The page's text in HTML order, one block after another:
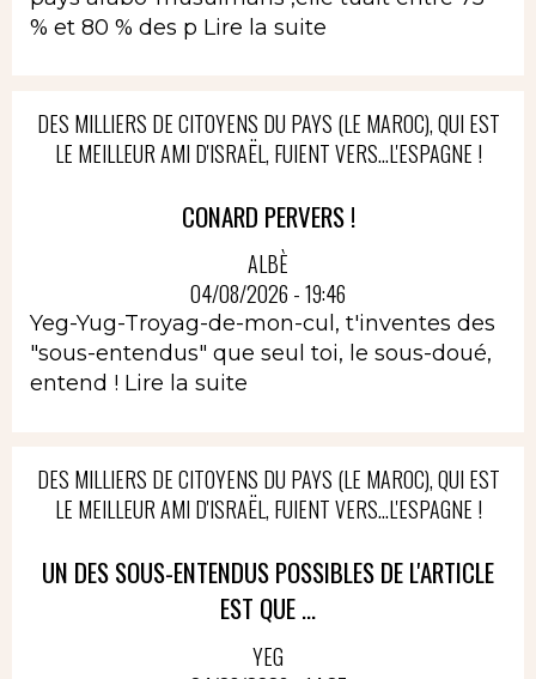
% et 80 % des p Lire la suite
DES MILLIERS DE CITOYENS DU PAYS (LE MAROC), QUI EST
LE MEILLEUR AMI D'ISRAËL, FUIENT VERS...L'ESPAGNE !
CONARD PERVERS !
ALBÈ
04/08/2026 - 19:46
Yeg-Yug-Troyag-de-mon-cul, t'inventes des
"sous-entendus" que seul toi, le sous-doué,
entend ! Lire la suite
DES MILLIERS DE CITOYENS DU PAYS (LE MAROC), QUI EST
LE MEILLEUR AMI D'ISRAËL, FUIENT VERS...L'ESPAGNE !
UN DES SOUS-ENTENDUS POSSIBLES DE L'ARTICLE
EST QUE ...
YEG